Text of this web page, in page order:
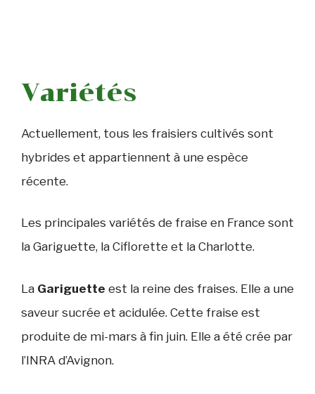
Variétés
Actuellement, tous les fraisiers cultivés sont
hybrides et appartiennent à une espèce
récente.
Les principales variétés de fraise en France sont
la Gariguette, la Ciflorette et la Charlotte.
La Gariguette est la reine des fraises. Elle a une
saveur sucrée et acidulée. Cette fraise est
produite de mi-mars à fin juin. Elle a été crée par
l’INRA d’Avignon.